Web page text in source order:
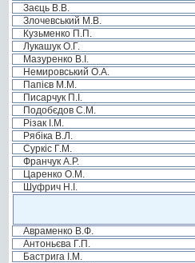
Заєць В.В.
Злочевський М.В.
Кузьменко П.П.
Лукашук О.Г.
Мазуренко В.І.
Немировський О.А.
Папієв М.М.
Писарчук П.І.
Подобєдов С.М.
Різак І.М.
Рябіка В.Л.
Суркіс Г.М.
Франчук А.Р.
Царенко О.М.
Шуфрич Н.І.
Авраменко В.Ф.
Антоньєва Г.П.
Бастрига І.М.